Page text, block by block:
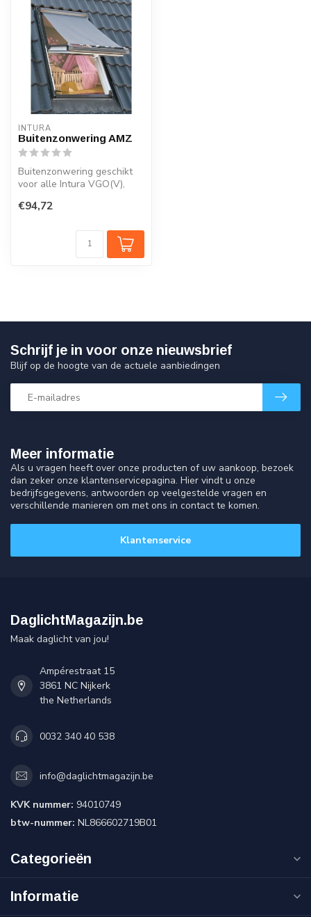
INTURA
Buitenzonwering AMZ
Buitenzonwering geschikt
voor alle Intura VGO(V),
€94,72
Meer informatie
Als u vragen heeft over onze producten of uw aankoop, bezoek
dan zeker onze klantenservicepagina. Hier vindt u onze
bedrijfsgegevens, antwoorden op veelgestelde vragen en
verschillende manieren om met ons in contact te komen.
Klantenservice
Schrijf je in voor onze nieuwsbrief
Blijf op de hoogte van de actuele aanbiedingen
DaglichtMagazijn.be
Maak daglicht van jou!
Ampérestraat 15
3861 NC Nijkerk
the Netherlands
0032 340 40 538
info@daglichtmagazijn.be
KVK nummer: 94010749
btw-nummer: NL866602719B01
Categorieën
Informatie